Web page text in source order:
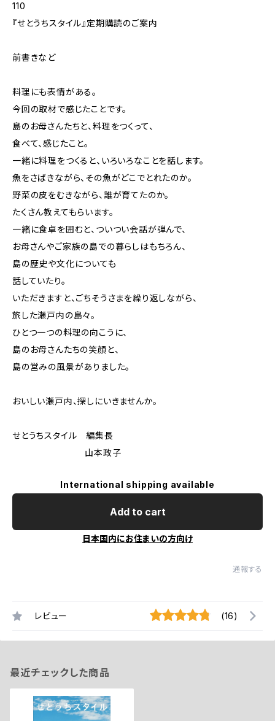
110
『せとうちスタイル』定期購読のご案内
前書きなど
料理にも表情がある。
今回の取材で感じたことです。
島のお母さんたちと、料理をつくって、
食べて、感じたこと。
一緒に料理をつくると、いろいろなことを話します。
魚をさばきながら、その魚がどこでとれたのか。
野菜の皮をむきながら、誰が育てたのか。
たくさん教えてもらいます。
一緒に食卓を囲むと、ついつい会話が弾んで、
お母さんやご家族の島での暮らしはもちろん、
島の歴史や文化についても
話していたり。
いただきますと、ごちそうさまを繰り返しながら、
旅した瀬戸内の島々。
ひとつ一つの料理の向こうに、
島のお母さんたちの笑顔と、
島の営みの風景がありました。
おいしい瀬戸内、探しにいきませんか。
せとうちスタイル 編集長
山本政子
International shipping available
Add to cart
日本国内にお住まいの方向け
通報する
レビュー (16)
最近チェックした商品